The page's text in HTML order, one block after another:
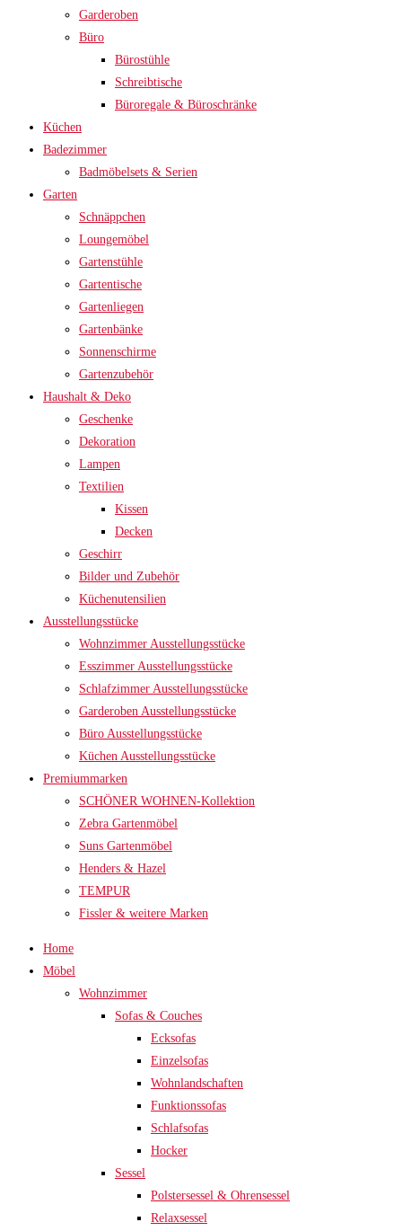
Garderoben
Büro
Bürostühle
Schreibtische
Büroregale & Büroschränke
Küchen
Badezimmer
Badmöbelsets & Serien
Garten
Schnäppchen
Loungemöbel
Gartenstühle
Gartentische
Gartenliegen
Gartenbänke
Sonnenschirme
Gartenzubehör
Haushalt & Deko
Geschenke
Dekoration
Lampen
Textilien
Kissen
Decken
Geschirr
Bilder und Zubehör
Küchenutensilien
Ausstellungsstücke
Wohnzimmer Ausstellungsstücke
Esszimmer Ausstellungsstücke
Schlafzimmer Ausstellungsstücke
Garderoben Ausstellungsstücke
Büro Ausstellungsstücke
Küchen Ausstellungsstücke
Premiummarken
SCHÖNER WOHNEN-Kollektion
Zebra Gartenmöbel
Suns Gartenmöbel
Henders & Hazel
TEMPUR
Fissler & weitere Marken
Home
Möbel
Wohnzimmer
Sofas & Couches
Ecksofas
Einzelsofas
Wohnlandschaften
Funktionssofas
Schlafsofas
Hocker
Sessel
Polstersessel & Ohrensessel
Relaxsessel